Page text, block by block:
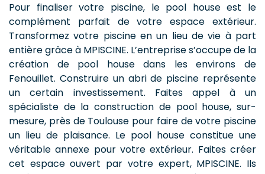
Pour finaliser votre piscine, le pool house est le
complément parfait de votre espace extérieur.
Transformez votre piscine en un lieu de vie à part
entière grâce à MPISCINE. L’entreprise s’occupe de la
création de pool house dans les environs de
Fenouillet. Construire un abri de piscine représente
un certain investissement. Faites appel à un
spécialiste de la construction de pool house, sur-
mesure, près de Toulouse pour faire de votre piscine
un lieu de plaisance. Le pool house constitue une
véritable annexe pour votre extérieur. Faites créer
cet espace ouvert par votre expert, MPISCINE. Ils